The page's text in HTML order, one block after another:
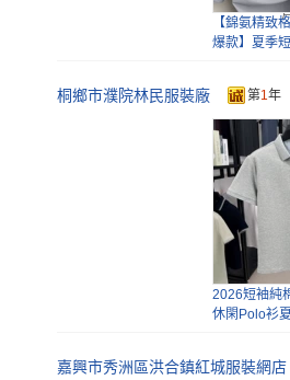
【錦氨精致
爆款】夏季
【莫代爾+
技面料】【
綢般
桐鄉市濮院林民服裝廠 第1年
2026短袖純
休閑Polo衫
嘉興市秀洲區洪合鎮紅城服裝網店